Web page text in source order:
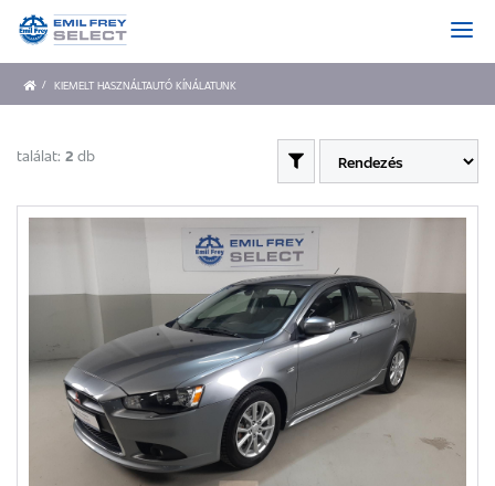
KIEMELT HASZNÁLTAUTÓ KÍNÁLATUNK
találat: 2 db